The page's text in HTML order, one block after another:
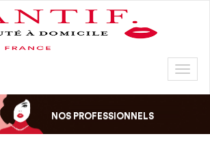
NOS PROFESSIONNELS